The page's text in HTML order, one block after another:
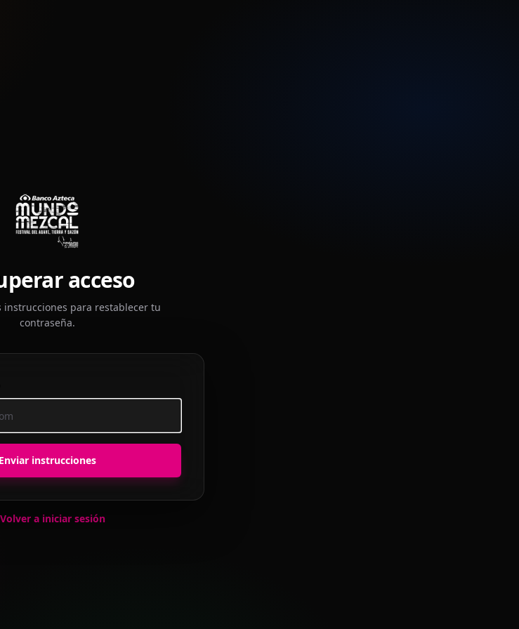
acceso
instrucciones para restablecer tu
contraseña.
Enviar instrucciones
Volver a iniciar sesión